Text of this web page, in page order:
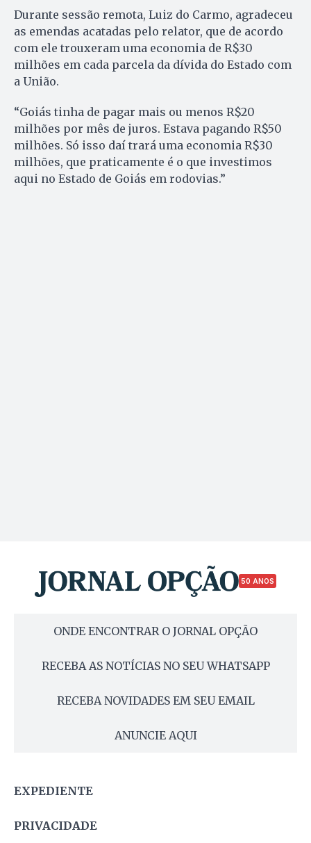
Durante sessão remota, Luiz do Carmo, agradeceu
as emendas acatadas pelo relator, que de acordo
com ele trouxeram uma economia de R$30
milhões em cada parcela da dívida do Estado com
a União.
“Goiás tinha de pagar mais ou menos R$20
milhões por mês de juros. Estava pagando R$50
milhões. Só isso daí trará uma economia R$30
milhões, que praticamente é o que investimos
aqui no Estado de Goiás em rodovias.”
50 ANOS
ONDE ENCONTRAR O JORNAL OPÇÃO
RECEBA AS NOTÍCIAS NO SEU WHATSAPP
RECEBA NOVIDADES EM SEU EMAIL
ANUNCIE AQUI
EXPEDIENTE
PRIVACIDADE